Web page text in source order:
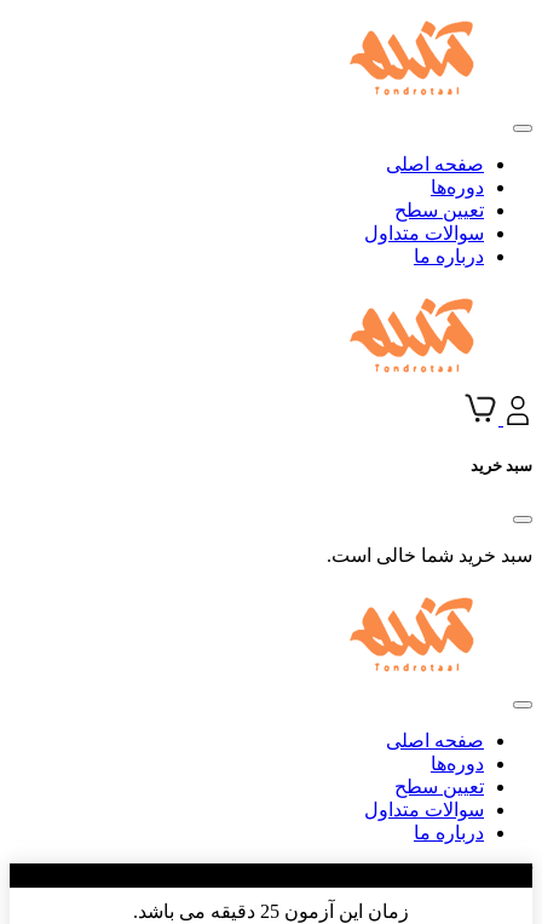
صفحه اصلی
دوره‌ها
تعیین سطح
سوالات متداول
درباره ما
سبد خرید
سبد خرید شما خالی است.
صفحه اصلی
دوره‌ها
تعیین سطح
سوالات متداول
درباره ما
زمان این آزمون 25 دقیقه می باشد.